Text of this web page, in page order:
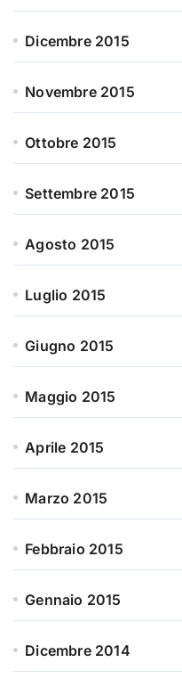
Dicembre 2015
Novembre 2015
Ottobre 2015
Settembre 2015
Agosto 2015
Luglio 2015
Giugno 2015
Maggio 2015
Aprile 2015
Marzo 2015
Febbraio 2015
Gennaio 2015
Dicembre 2014